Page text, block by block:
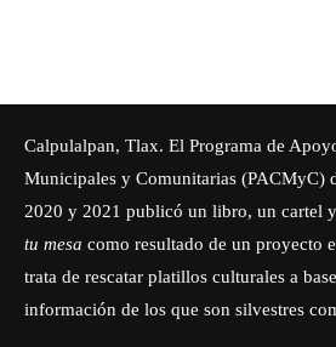
Calpulalpan, Tlax. El Programa de
Municipales y Comunitarias (PACMyC)
2020 y 2021 publicó un libro, un cartel
tu mesa como resultado de un proyecto
trata de rescatar platillos culturales a
información de los que son silvestres